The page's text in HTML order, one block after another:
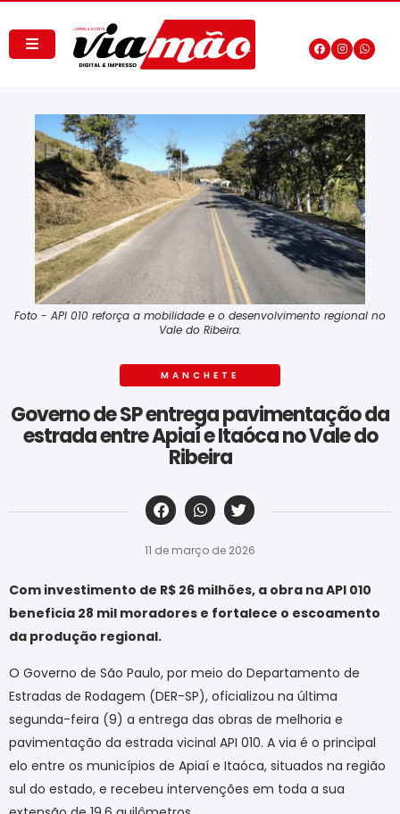
Foto - API 010 reforça a mobilidade e o desenvolvimento regional no
Vale do Ribeira.
MANCHETE
Governo de SP entrega pavimentação da
estrada entre Apiaí e Itaóca no Vale do
Ribeira
‎ ‎ ‎ ‎ ‎ ‎ ‎ ‎ ‎ ‎ ‎ ‎ ‎ ‎ ‎ ‎ ‎ ‎ ‎ ‎ ‎ ‎ ‎ ‎ ‎ ‎ ‎ ‎ ‎ ‎ ‎
11 de março de 2026
Com investimento de R$ 26 milhões, a obra na API 010
beneficia 28 mil moradores e fortalece o escoamento
da produção regional.
O Governo de São Paulo, por meio do Departamento de
Estradas de Rodagem (DER-SP), oficializou na última
segunda-feira (9) a entrega das obras de melhoria e
pavimentação da estrada vicinal API 010. A via é o principal
elo entre os municípios de Apiaí e Itaóca, situados na região
sul do estado, e recebeu intervenções em toda a sua